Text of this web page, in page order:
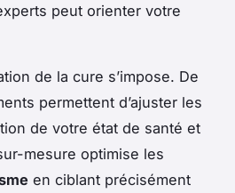
peut orienter votre
de la cure s’impose. De
permettent d’ajuster les
de votre état de santé et
mesure optimise les
en ciblant précisément